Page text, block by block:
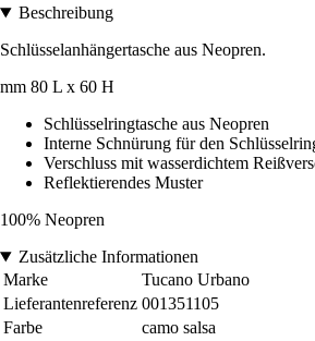
Beschreibung
Schlüsselanhängertasche aus Neopren.
mm 80 L x 60 H
Schlüsselringtasche aus Neopren
Interne Schnürung für den
Verschluss mit wasserdichtem
Reflektierendes Muster
100% Neopren
Zusätzliche Informationen
Marke
Tucano Urbano
Lieferantenreferenz 001351105
Farbe
camo salsa